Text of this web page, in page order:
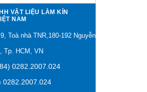
VẬT LIỆU LÀM KÍN
NAM
Toà nhà TNR,180-192 Nguyễn
Tp. HCM, VN
0282.2007.024
0282.2007.024